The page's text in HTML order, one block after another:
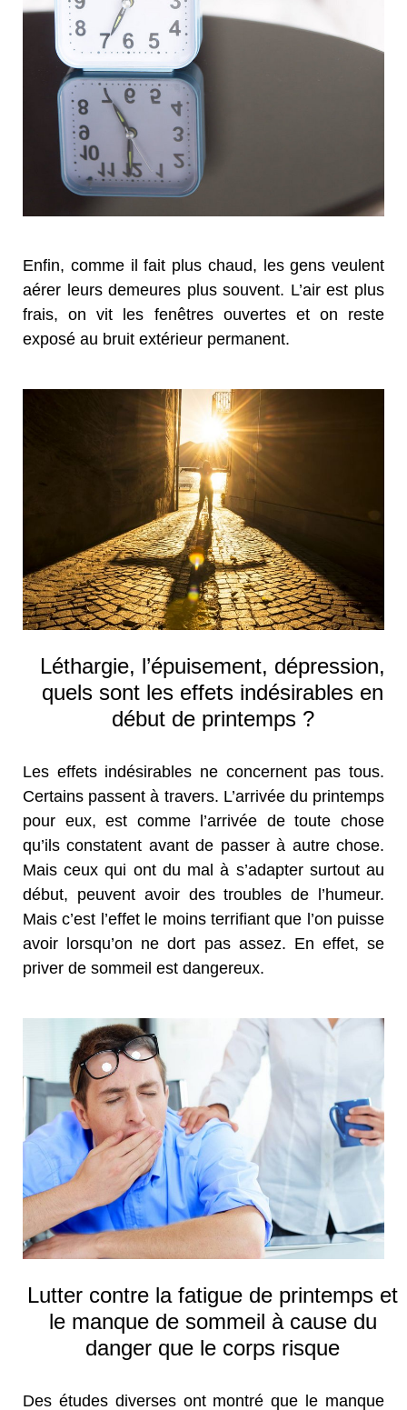
Enfin, comme il fait plus chaud, les gens veulent
aérer leurs demeures plus souvent. L’air est plus
frais, on vit les fenêtres ouvertes et on reste
exposé au bruit extérieur permanent.
Léthargie, l’épuisement, dépression,
quels sont les effets indésirables en
début de printemps ?
Les effets indésirables ne concernent pas tous.
Certains passent à travers. L’arrivée du printemps
pour eux, est comme l’arrivée de toute chose
qu’ils constatent avant de passer à autre chose.
Mais ceux qui ont du mal à s’adapter surtout au
début, peuvent avoir des troubles de l’humeur.
Mais c’est l’effet le moins terrifiant que l’on puisse
avoir lorsqu’on ne dort pas assez. En effet, se
priver de sommeil est dangereux.
Lutter contre la fatigue de printemps et
le manque de sommeil à cause du
danger que le corps risque
Des études diverses ont montré que le manque